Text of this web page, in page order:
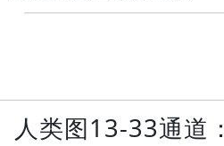
人类图13-33通道